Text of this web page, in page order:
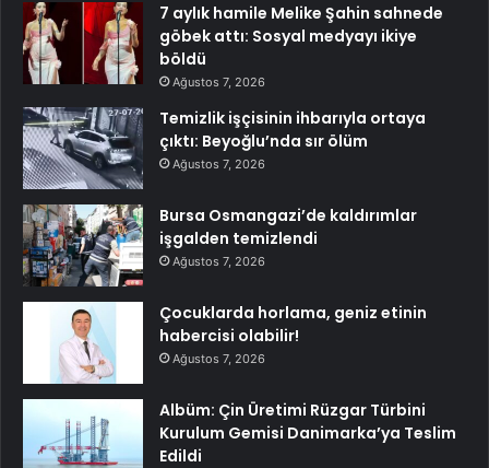
7 aylık hamile Melike Şahin sahnede
göbek attı: Sosyal medyayı ikiye
böldü
Ağustos 7, 2026
Temizlik işçisinin ihbarıyla ortaya
çıktı: Beyoğlu’nda sır ölüm
Ağustos 7, 2026
Bursa Osmangazi’de kaldırımlar
işgalden temizlendi
Ağustos 7, 2026
Çocuklarda horlama, geniz etinin
habercisi olabilir!
Ağustos 7, 2026
Albüm: Çin Üretimi Rüzgar Türbini
Kurulum Gemisi Danimarka’ya Teslim
Edildi